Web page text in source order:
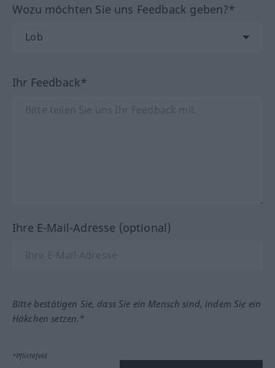
Wozu möchten Sie uns Feedback geben?*
Ihr Feedback*
Ihre E-Mail-Adresse (optional)
Bitte bestätigen Sie, dass Sie ein Mensch sind, indem Sie ein
Häkchen setzen.*
*Pflichtfeld